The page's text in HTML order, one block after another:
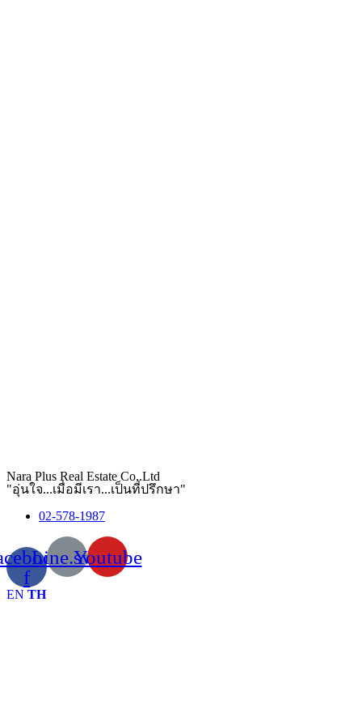
Nara Plus Real Estate Co,.Ltd
"อุ่นใจ...เมื่อมีเรา...เป็นที่ปรึกษา"
02-578-1987
f
Line.svgYoutube
EN TH